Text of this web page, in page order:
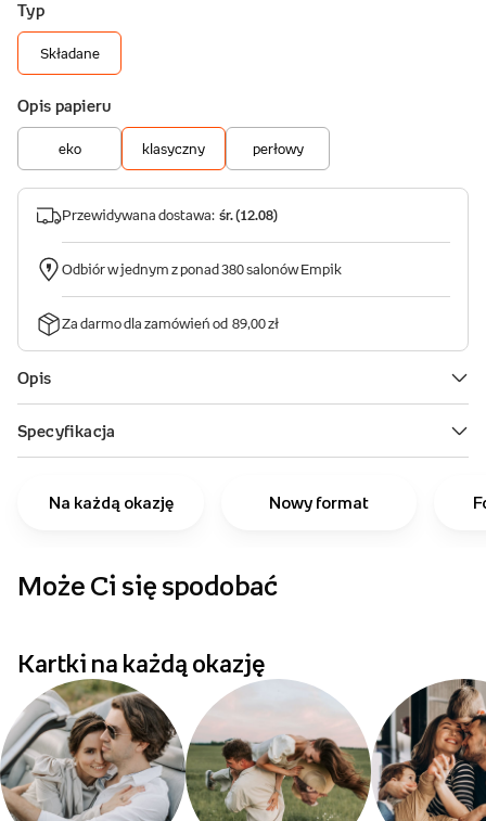
Na każdą okazję Nowy format
Może Ci się spodobać
Kartki na każdą okazję